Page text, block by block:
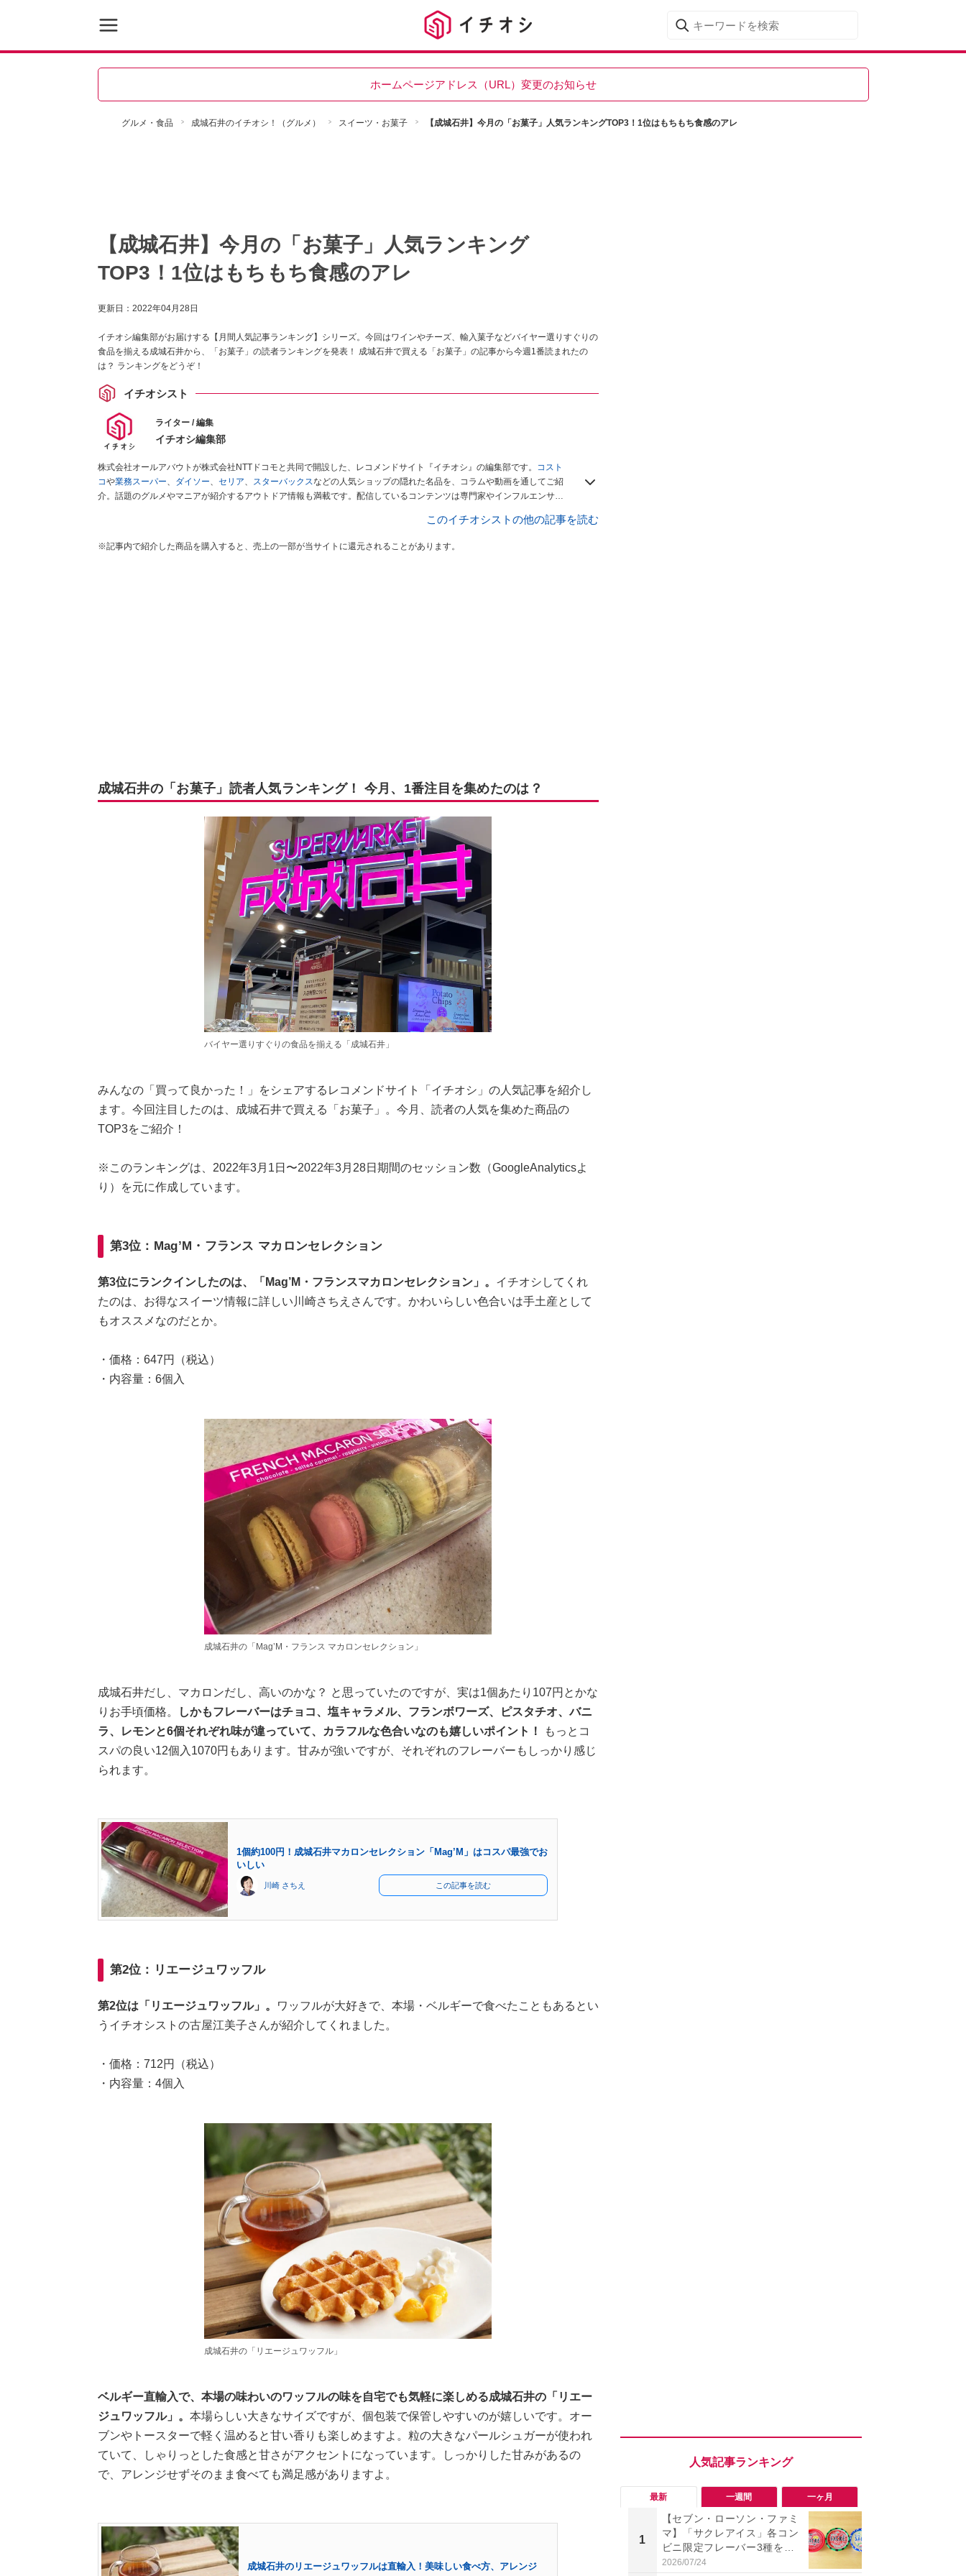
ホームページアドレス（URL）変更のお知らせ
グルメ・食品 成城石井のイチオシ！（グルメ） スイーツ・お菓子 【成城石井】今月の「お菓子」人気ランキングTOP3！1位はもちもち食感のアレ
【成城石井】今月の「お菓子」人気ランキング
TOP3！1位はもちもち食感のアレ
更新日： 2022年04月28日
イチオシ編集部がお届けする【月間人気記事ランキング】シリーズ。今回はワインやチーズ、輸入菓子などバイヤー選りすぐりの
食品を揃える成城石井から、「お菓子」の読者ランキングを発表！ 成城石井で買える「お菓子」の記事から今週1番読まれたの
は？ ランキングをどうぞ！
イチオシスト
ライター / 編集
イチオシ編集部
株式会社オールアバウトが株式会社NTTドコモと共同で開設した、レコメンドサイト『イチオシ』の編集部です。
コスト
コや業務スーパー、 ダイソー、 セリア、 スターバックスなどの人気ショップの隠れた名品を、コラムや動画を通してご紹
介。話題のグルメやマニアが紹介するアウトドア情報も満載です。配信しているコンテンツは専門家やインフルエンサー
このイチオシストの他の記事を読む
※記事内で紹介した商品を購入すると、売上の一部が当サイトに還元されることがあります。
成城石井の「お菓子」読者人気ランキング！ 今月、1番注目を集めたのは？
バイヤー選りすぐりの食品を揃える「成城石井」
みんなの「買って良かった！」をシェアするレコメンドサイト「イチオシ」の人気記事を紹介し
ます。今回注目したのは、成城石井で買える「お菓子」。今月、読者の人気を集めた商品の
TOP3をご紹介！
※このランキングは、2022年3月1日〜2022年3月28日期間のセッション数（GoogleAnalyticsよ
り）を元に作成しています。
第3位：Mag’M・フランス マカロンセレクション
第3位にランクインしたのは、「Mag’M・フランスマカロンセレクション」。 イチオシしてくれ
たのは、お得なスイーツ情報に詳しい川崎さちえさんです。かわいらしい色合いは手土産として
もオススメなのだとか。
・価格：647円（税込）
・内容量：6個入
成城石井の「Mag’M・フランス マカロンセレクション」
成城石井だし、マカロンだし、高いのかな？ と思っていたのですが、実は1個あたり107円とかな
りお手頃価格。
しかもフレーバーはチョコ、塩キャラメル、フランボワーズ、ピスタチオ、バニ
ラ、レモンと6個それぞれ味が違っていて、カラフルな色合いなのも嬉しいポイント！
もっとコ
スパの良い12個入1070円もあります。甘みが強いですが、それぞれのフレーバーもしっかり感じ
られます。
1個約100円！成城石井マカロンセレクション「Mag’M」はコスパ最強でお
いしい
川崎 さちえ この記事を読む
第2位：リエージュワッフル
第2位は「リエージュワッフル」。
ワッフルが大好きで、本場・ベルギーで食べたこともあるとい
うイチオシストの古屋江美子さんが紹介してくれました。
・価格：712円（税込）
・内容量：4個入
成城石井の「リエージュワッフル」
ベルギー直輸入で、本場の味わいのワッフルの味を自宅でも気軽に楽しめる成城石井の「リエー
ジュワッフル」。 本場らしい大きなサイズですが、個包装で保管しやすいのが嬉しいです。オー
ブンやトースターで軽く温めると甘い香りも楽しめますよ。粒の大きなパールシュガーが使われ
ていて、しゃりっとした食感と甘さがアクセントになっています。しっかりした甘みがあるの
で、アレンジせずそのまま食べても満足感がありますよ。
成城石井のリエージュワッフルは直輸入！美味しい食べ方、アレンジ
最新 一週間 一ヶ月
1
【セブン・ローソン・ファミ
マ】「サクレアイス」各コン
ビニ限定フレーバー3種を食
べ比べ！今夏買うべきは？
2026/07/24